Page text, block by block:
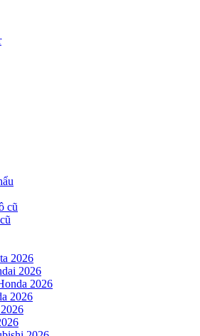
cũ
2026
2026
2026
2026